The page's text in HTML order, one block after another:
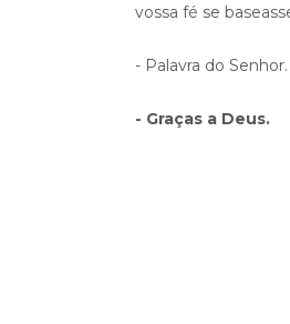
vossa fé se
- Palavra do Senhor.
- Graças a Deus.